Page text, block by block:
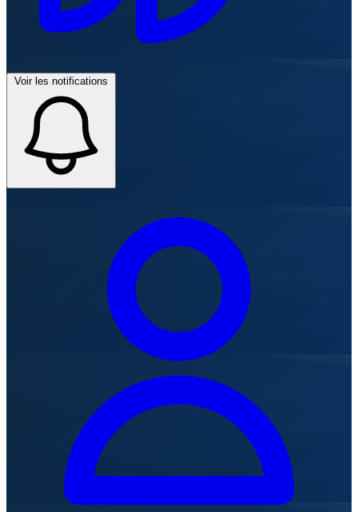
Voir les notifications